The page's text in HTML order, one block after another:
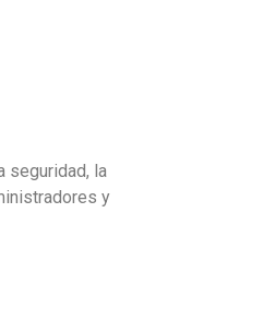
seguridad, la
y